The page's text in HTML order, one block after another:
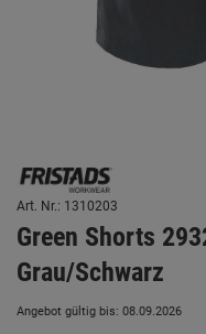
Art. Nr.: 1310203
Green Shorts
Grau/Schwarz
Angebot gültig bis: 08.09.2026